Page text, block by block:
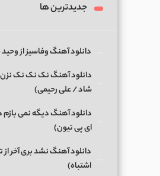
جدیدترین ها
دانلود آهنگ وفاسیز از
دانلود آهنگ نک نک نک
شاد / علی رحیمی)
دانلود آهنگ دیگه نمی
ای پی تیون)
دانلود آهنگ نشد بری آخر
اشتباه)